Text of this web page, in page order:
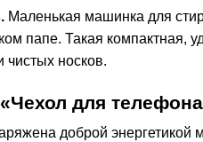
Маленькая машинка для
папе. Такая компактная,
чистых носков.
для
доброй энергетикой